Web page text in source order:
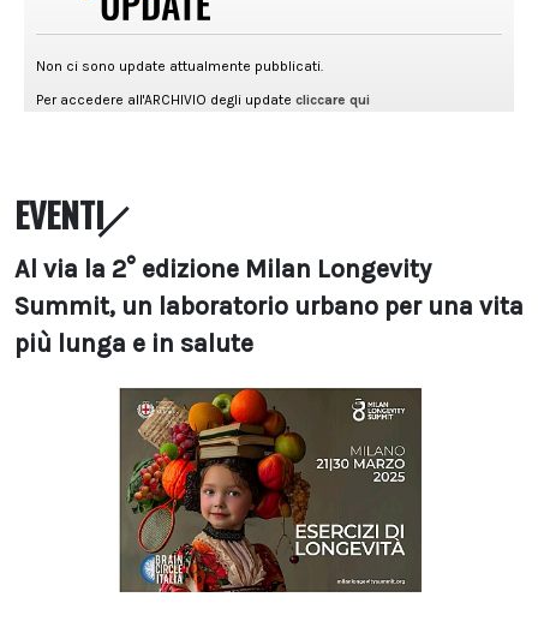
EVENTI
Al via la 2° edizione Milan Longevity
Summit, un laboratorio urbano per una vita
più lunga e in salute